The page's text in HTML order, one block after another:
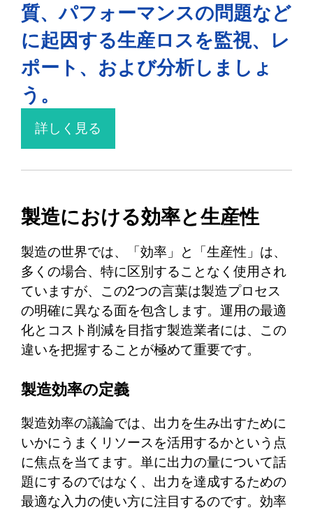
質、パフォーマンスの問題など
に起因する生産ロスを監視、レ
ポート、および分析しましょ
う。
詳しく見る
製造における効率と生産性
製造の世界では、「効率」と「生産性」は、
多くの場合、特に区別することなく使用され
ていますが、この2つの言葉は製造プロセス
の明確に異なる面を包含します。運用の最適
化とコスト削減を目指す製造業者には、この
違いを把握することが極めて重要です。
製造効率の定義
製造効率の議論では、出力を生み出すために
いかにうまくリソースを活用するかという点
に焦点を当てます。単に出力の量について話
題にするのではなく、出力を達成するための
最適な入力の使い方に注目するのです。効率